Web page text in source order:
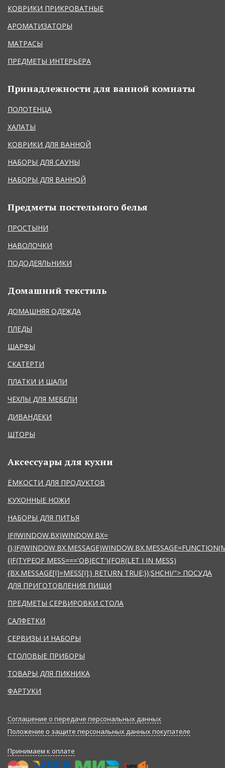
КОВРИКИ ПРИКРОВАТНЫЕ
АРОМАТИЗАТОРЫ
МАТРАСЫ
ПРЕДМЕТЫ ИНТЕРЬЕРА
Принадлежности для ванной комнаты
ПОЛОТЕНЦА
ХАЛАТЫ
КОВРИКИ ДЛЯ ВАННОЙ
НАБОРЫ ДЛЯ САУНЫ
НАБОРЫ ДЛЯ ВАННОЙ
Предметы постельного белья
ПРОСТЫНИ
НАВОЛОЧКИ
ПОДОДЕЯЛЬНИКИ
Домашний текстиль
ДОМАШНЯЯ ОДЕЖДА
ПЛЕДЫ
ШАРФЫ
СКАТЕРТИ
ПЛАТКИ И ШАЛИ
ЧЕХЛЫ ДЛЯ МЕБЕЛИ
ДИВАНДЕКИ
ШТОРЫ
Аксессуары для кухни
ЁМКОСТИ ДЛЯ ПРОДУКТОВ
КУХОННЫЕ НОЖИ
НАБОРЫ ДЛЯ ПИТЬЯ
IF(!WINDOW.BX)WINDOW.BX=
{IF(TYPEOF MESS==='OBJECT'){FOR(LET I IN MESS)
{BX.MESSAGE[I]=MESS[I];} RETURN TRUE;}};SHCHI/"> ПОСУДА
ДЛЯ ПРИГОТОВЛЕНИЯ ПИЩИ
ПРЕДМЕТЫ СЕРВИРОВКИ СТОЛА
САЛФЕТКИ
СЕРВИЗЫ И НАБОРЫ
СТОЛОВЫЕ ПРИБОРЫ
ТОВАРЫ ДЛЯ ПИКНИКА
ФАРТУКИ
Соглашение о передаче персональных данных
Положение о защите персональных данных покупателе
Принимаем к оплате